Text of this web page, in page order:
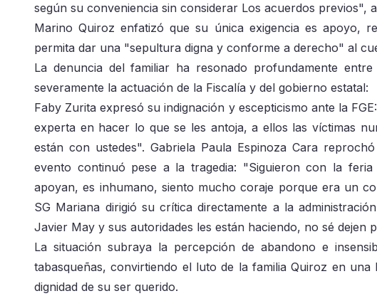
según su conveniencia sin considerar Los acuerdos previos",
Marino Quiroz enfatizó que su única exigencia es apoyo,
permita dar una "sepultura digna y conforme a derecho" al
La denuncia del familiar ha resonado profundamente
severamente la actuación de la Fiscalía y del gobierno estatal:
Faby Zurita expresó su indignación y escepticismo ante la
experta en hacer lo que se les antoja, a ellos las víctimas
están con ustedes". Gabriela Paula Espinoza Cara
evento continuó pese a la tragedia: "Siguieron con la
apoyan, es inhumano, siento mucho coraje porque era un
SG Mariana dirigió su crítica directamente a la
Javier May y sus autoridades les están haciendo, no sé dejen
La situación subraya la percepción de abandono e
tabasqueñas, convirtiendo el luto de la familia Quiroz en
dignidad de su ser querido.